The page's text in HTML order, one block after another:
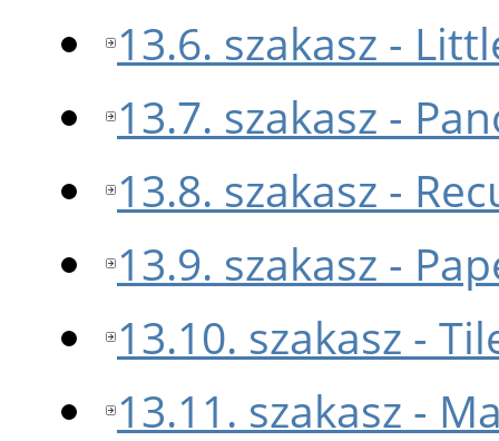
13.6. szakasz -
13.7. szakasz -
13.8. szakasz -
13.9. szakasz -
13.10. szakasz -
13.11. szakasz -